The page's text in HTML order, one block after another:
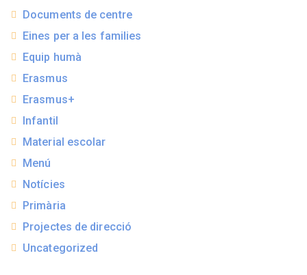
Documents de centre
Eines per a les families
Equip humà
Erasmus
Erasmus+
Infantil
Material escolar
Menú
Notícies
Primària
Projectes de direcció
Uncategorized